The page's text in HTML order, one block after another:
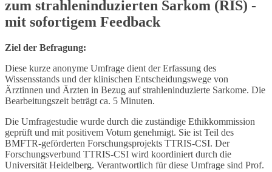
zum strahleninduzierten Sarkom (RIS) -
mit sofortigem Feedback
Ziel der Befragung:
Diese kurze anonyme Umfrage dient der Erfassung des
Wissensstands und der klinischen Entscheidungswege von
Ärztinnen und Ärzten in Bezug auf strahleninduzierte Sarkome. Die
Bearbeitungszeit beträgt ca. 5 Minuten.
Die Umfragestudie wurde durch die zuständige Ethikkommission
geprüft und mit positivem Votum genehmigt. Sie ist Teil des
BMFTR-geförderten Forschungsprojekts TTRIS-CSI. Der
Forschungsverbund TTRIS-CSI wird koordiniert durch die
Universität Heidelberg. Verantwortlich für diese Umfrage sind Prof.